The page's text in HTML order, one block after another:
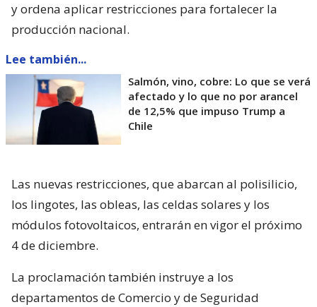
y ordena aplicar restricciones para fortalecer la
producción nacional.
Lee también...
Salmón, vino, cobre: Lo que se verá
afectado y lo que no por arancel
de 12,5% que impuso Trump a
Chile
Las nuevas restricciones, que abarcan al polisilicio,
los lingotes, las obleas, las celdas solares y los
módulos fotovoltaicos, entrarán en vigor el próximo
4 de diciembre.
La proclamación también instruye a los
departamentos de Comercio y de Seguridad